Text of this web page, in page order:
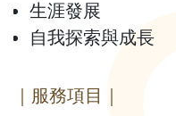
生涯發展
自我探索與成長
｜服務項目｜